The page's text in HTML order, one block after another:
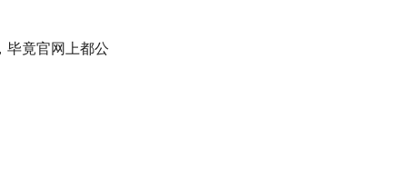
毕竟官网上都公